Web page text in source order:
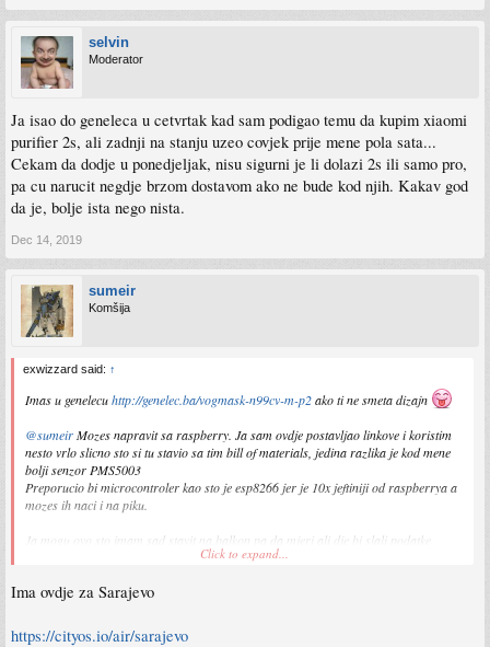
selvin
Moderator
Ja isao do geneleca u cetvrtak kad sam podigao temu da kupim xiaomi
purifier 2s, ali zadnji na stanju uzeo covjek prije mene pola sata...
Cekam da dodje u ponedjeljak, nisu sigurni je li dolazi 2s ili samo pro,
pa cu narucit negdje brzom dostavom ako ne bude kod njih. Kakav god
da je, bolje ista nego nista.
Dec 14, 2019
sumeir
Komšija
exwizzard said: ↑
Imas u genelecuhttp://genelec.ba/vogmask-n99cv-m-p2ako ti ne smeta dizajn
@sumeirMozes napravit sa raspberry. Ja sam ovdje postavljao linkove i koristim
nesto vrlo slicno sto si tu stavio sa tim bill of materials, jedina razlika je kod mene
bolji senzor PMS5003
Preporucio bi microcontroler kao sto je esp8266 jer je 10x jeftiniji od raspberrya a
mozes ih naci i na piku.
Ja mogu ovo sto imam sad stavit na balkon pa da mjeri ali dje bi slali podatke
Click to expand...
Ima ovdje za Sarajevo
https://cityos.io/air/sarajevo